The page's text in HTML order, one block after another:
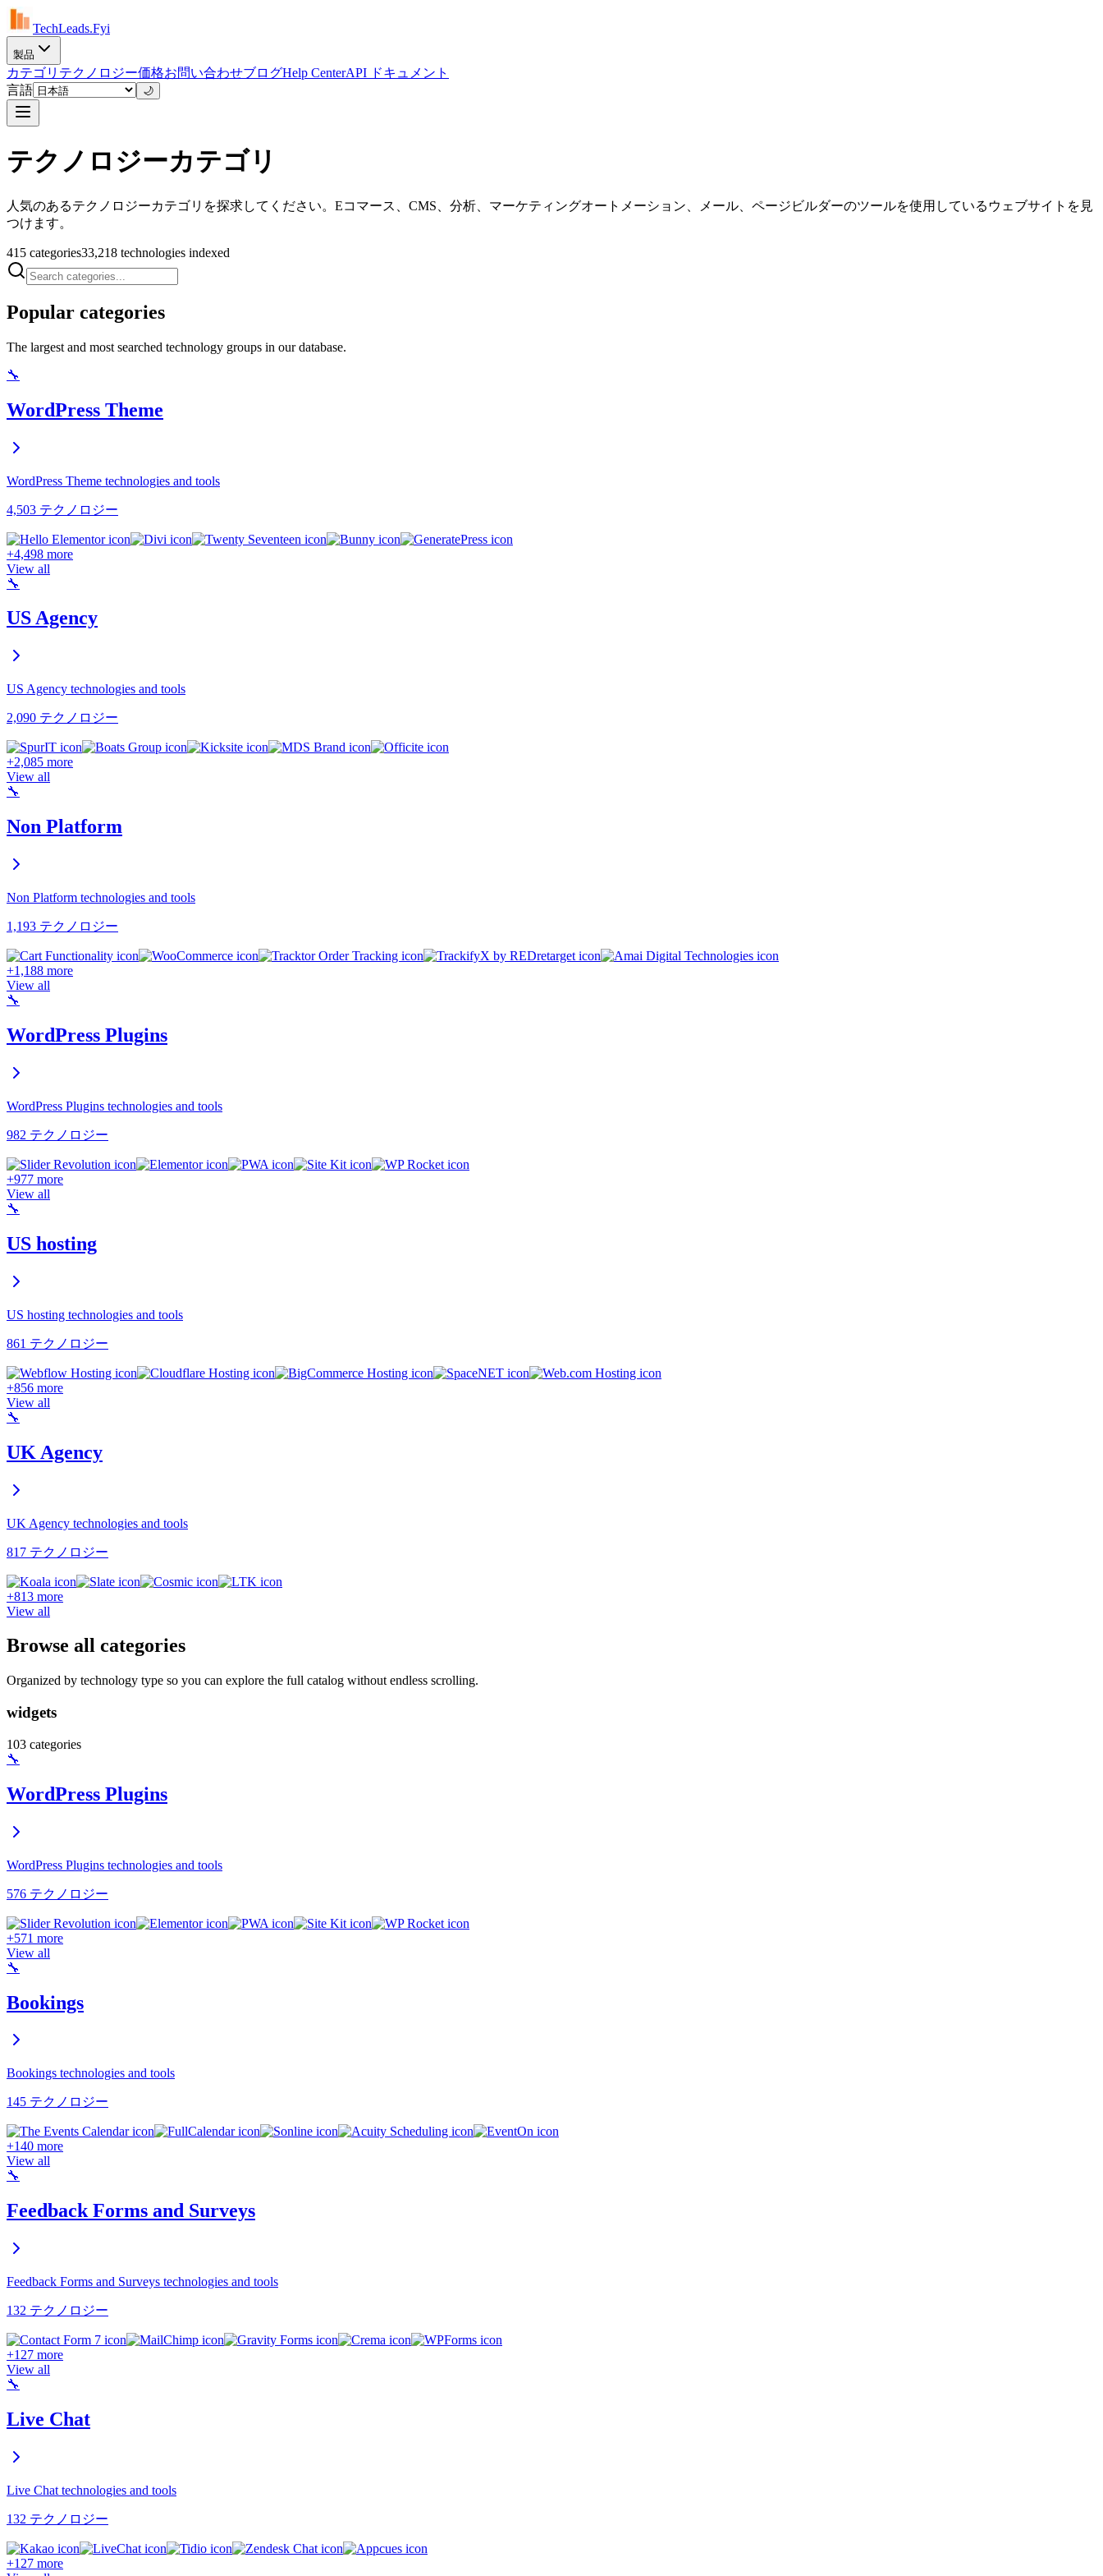
TechLeads.Fyi
製品
カテゴリ テクノロジー価格お問い合わせブログHelp CenterAPI ドキュメント
言語
🌙
テクノロジーカテゴリ
人気のあるテクノロジーカテゴリを探求してください。Eコマース、CMS、分析、マーケティングオートメーション、メール、ページビルダーのツールを使用しているウェブサイトを見
つけます。
415 categories33,218 technologies indexed
Popular categories
The largest and most searched technology groups in our database.
🔧
WordPress Theme
WordPress Theme technologies and tools
4,503 テクノロジー
+4,498 more
View all
🔧
US Agency
US Agency technologies and tools
2,090 テクノロジー
+2,085 more
View all
🔧
Non Platform
Non Platform technologies and tools
1,193 テクノロジー
+1,188 more
View all
🔧
WordPress Plugins
WordPress Plugins technologies and tools
982 テクノロジー
+977 more
View all
🔧
US hosting
US hosting technologies and tools
861 テクノロジー
+856 more
View all
🔧
UK Agency
UK Agency technologies and tools
817 テクノロジー
+813 more
View all
Browse all categories
Organized by technology type so you can explore the full catalog without endless scrolling.
widgets
103 categories
🔧
WordPress Plugins
WordPress Plugins technologies and tools
576 テクノロジー
+571 more
View all
🔧
Bookings
Bookings technologies and tools
145 テクノロジー
+140 more
View all
🔧
Feedback Forms and Surveys
Feedback Forms and Surveys technologies and tools
132 テクノロジー
+127 more
View all
🔧
Live Chat
Live Chat technologies and tools
132 テクノロジー
+127 more